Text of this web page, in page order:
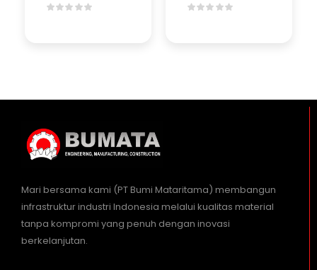
Mari bersama kami (PT Bumi Mataritama) membangun
infrastruktur industri Indonesia melalui kualitas material
tanpa kompromi yang penuh dengan inovasi
berkelanjutan.